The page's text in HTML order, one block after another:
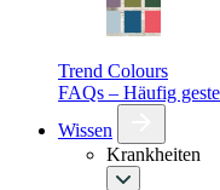
Trend Colours
FAQs – Häufig
Wissen
Krankheiten